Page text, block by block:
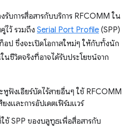
บการสื่อสารกับบริการ RFCOMM ใน
ว้ รวมถึง Serial Port Profile (SPP)
ป ซึ่งจะเปิดโอกาสใหม่ๆ ให้กับทั้งนัก
ชีวิตจริงที่อาจได้รับประโยชน์จาก
ฟังเอียร์บัดไร้สายอื่นๆ ใช้ RFCOMM
ยงและการอัปเดตเฟิร์มแวร์
ช้ SPP ของบลูทูธเพื่อสื่อสารกับ